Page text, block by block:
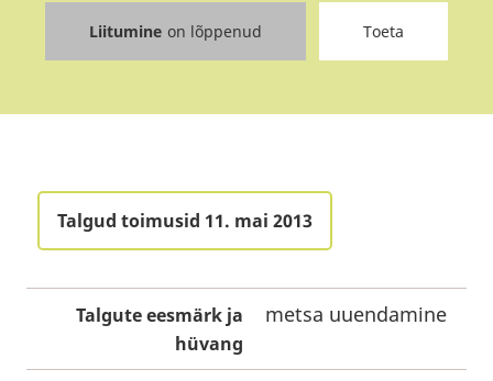
Liitumine on lõppenud Toeta
Talgud toimusid 11. mai 2013
Talgute eesmärk ja
hüvang
metsa uuendamine